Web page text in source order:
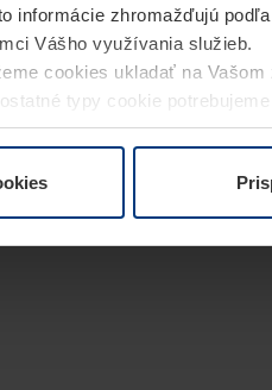
informácie zhromažďujú
Vášho využívania služieb.
cookies ukladať na
typy cookie
cookie na stránke